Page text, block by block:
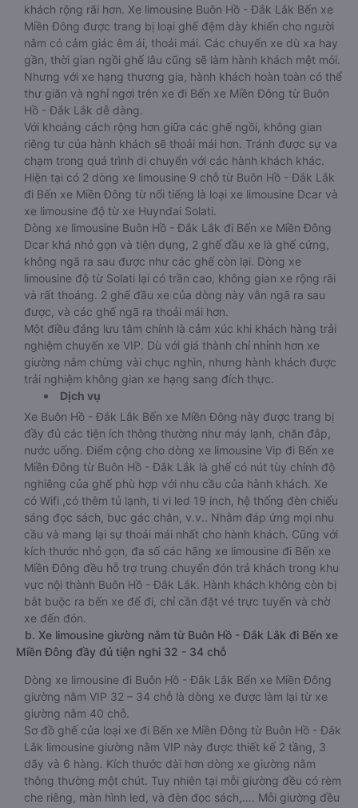
khách rộng rãi hơn. Xe limousine Buôn Hồ - Đắk Lắk Bến xe
Miền Đông được trang bị loại ghế đệm dày khiến cho người
nằm có cảm giác êm ái, thoải mái. Các chuyến xe dù xa hay
gần, thời gian ngồi ghế lâu cũng sẽ làm hành khách mệt mỏi.
Nhưng với xe hạng thương gia, hành khách hoàn toàn có thể
thư giãn và nghỉ ngơi trên xe đi Bến xe Miền Đông từ Buôn
Hồ - Đắk Lắk dễ dàng.
Với khoảng cách rộng hơn giữa các ghế ngồi, không gian
riêng tư của hành khách sẽ thoải mái hơn. Tránh được sự va
chạm trong quá trình di chuyển với các hành khách khác.
Hiện tại có 2 dòng xe limousine 9 chỗ từ Buôn Hồ - Đắk Lắk
đi Bến xe Miền Đông từ nổi tiếng là loại xe limousine Dcar và
xe limousine độ từ xe Huyndai Solati.
Dòng xe limousine Buôn Hồ - Đắk Lắk đi Bến xe Miền Đông
Dcar khá nhỏ gọn và tiện dụng, 2 ghế đầu xe là ghế cứng,
không ngã ra sau được như các ghế còn lại. Dòng xe
limousine độ từ Solati lại có trần cao, không gian xe rộng rãi
và rất thoáng. 2 ghế đầu xe của dòng này vẫn ngã ra sau
được, và các ghế ngã ra thoải mái hơn.
Một điều đáng lưu tâm chính là cảm xúc khi khách hàng trải
nghiệm chuyến xe VIP. Dù với giá thành chỉ nhỉnh hơn xe
giường nằm chừng vài chục nghìn, nhưng hành khách được
trải nghiệm không gian xe hạng sang đích thực.
Dịch vụ
Xe Buôn Hồ - Đắk Lắk Bến xe Miền Đông này được trang bị
đầy đủ các tiện ích thông thường như máy lạnh, chăn đắp,
nước uống. Điểm cộng cho dòng xe limousine Vip đi Bến xe
Miền Đông từ Buôn Hồ - Đắk Lắk là ghế có nút tùy chỉnh độ
nghiêng của ghế phù hợp với nhu cầu của hành khách. Xe
có Wifi ,có thêm tủ lạnh, ti vi led 19 inch, hệ thống đèn chiếu
sáng đọc sách, bục gác chân, v.v.. Nhằm đáp ứng mọi nhu
cầu và mang lại sự thoải mái nhất cho hành khách. Cũng với
kích thước nhỏ gọn, đa số các hãng xe limousine đi Bến xe
Miền Đông đều hỗ trợ trung chuyển đón trả khách trong khu
vực nội thành Buôn Hồ - Đắk Lắk. Hành khách không còn bị
bắt buộc ra bến xe để đi, chỉ cần đặt vé trực tuyến và chờ
xe đến đón.
b. Xe limousine giường nằm từ Buôn Hồ - Đắk Lắk đi Bến xe
Miền Đông đầy đủ tiện nghi 32 - 34 chỗ
Dòng xe limousine đi Buôn Hồ - Đắk Lắk Bến xe Miền Đông
giường nằm VIP 32 – 34 chỗ là dòng xe được làm lại từ xe
giường nằm 40 chỗ.
Sơ đồ ghế của loại xe đi Bến xe Miền Đông từ Buôn Hồ - Đắk
Lắk limousine giường nằm VIP này được thiết kế 2 tầng, 3
dãy và 6 hàng. Kích thước dài hơn dòng xe giường nằm
thông thường một chút. Tuy nhiên tại mỗi giường đều có rèm
che riêng, màn hình led, và đèn đọc sách,…. Mỗi giường đều